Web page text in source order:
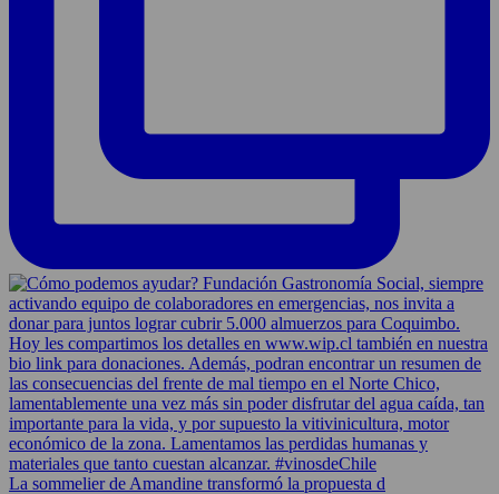
La sommelier de Amandine transformó la propuesta d